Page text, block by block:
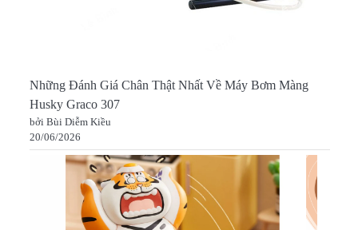
Những Đánh Giá Chân Thật Nhất Về Máy Bơm Màng
Husky Graco 307
bởi Bùi Diễm Kiều
20/06/2026